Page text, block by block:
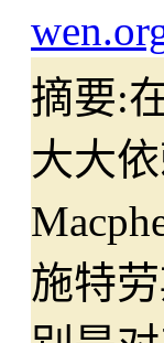
摘要:
大大
施特